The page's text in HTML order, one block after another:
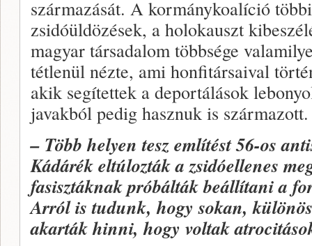
származását. A kormánykoalíció
zsidóüldözések, a holokauszt
magyar társadalom többsége
tétlenül nézte, ami honfitársaival
akik segítettek a deportálások
javakból pedig hasznuk is származott.
– Több helyen tesz említést 56-os
Kádárék eltúlozták a zsidóellenes
fasisztáknak próbálták beállítani a
Arról is tudunk, hogy sokan,
akarták hinni, hogy voltak